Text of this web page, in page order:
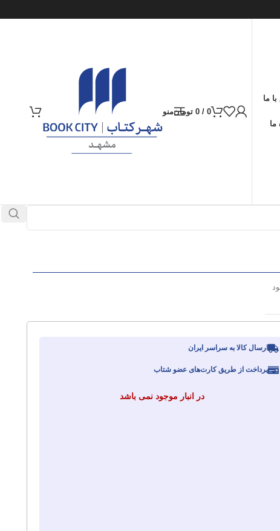
ما
ما
0
/
0 تومانمنو
ارسال کالا به سراسر ایران
پرداخت از طریق کارت‌های عضو شتاب
در انبار موجود نمی باشد